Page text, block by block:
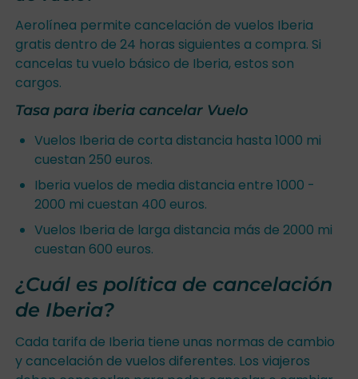
Aerolínea permite cancelación de vuelos Iberia
gratis dentro de 24 horas siguientes a compra. Si
cancelas tu vuelo básico de Iberia, estos son
cargos.
Tasa para iberia cancelar Vuelo
Vuelos Iberia de corta distancia hasta 1000 mi
cuestan 250 euros.
Iberia vuelos de media distancia entre 1000 -
2000 mi cuestan 400 euros.
Vuelos Iberia de larga distancia más de 2000 mi
cuestan 600 euros.
¿Cuál es política de cancelación
de Iberia?
Cada tarifa de Iberia tiene unas normas de cambio
y cancelación de vuelos diferentes. Los viajeros